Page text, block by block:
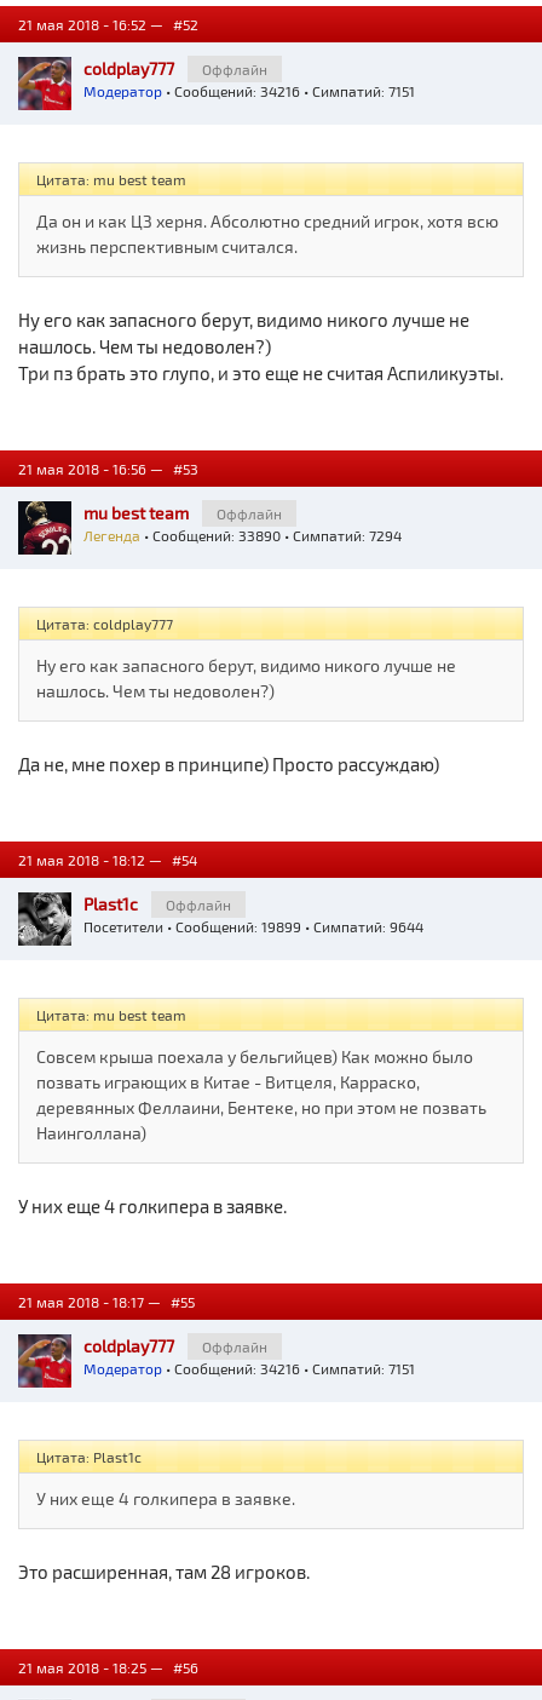
21 мая 2018 - 16:52 — #52
coldplay777
Оффлайн
Модератор • Сообщений: 34216 • Симпатий: 7151
Цитата: mu best team
Да он и как ЦЗ херня. Абсолютно средний игрок, хотя всю
жизнь перспективным считался.
Ну его как запасного берут, видимо никого лучше не
нашлось. Чем ты недоволен?)
Три пз брать это глупо, и это еще не считая Аспиликуэты.
21 мая 2018 - 16:56 — #53
mu best team
Оффлайн
Легенда • Сообщений: 33890 • Симпатий: 7294
Цитата: coldplay777
Ну его как запасного берут, видимо никого лучше не
нашлось. Чем ты недоволен?)
Да не, мне похер в принципе) Просто рассуждаю)
21 мая 2018 - 18:12 — #54
Plast1c
Оффлайн
Посетители • Сообщений: 19899 • Симпатий: 9644
Цитата: mu best team
Совсем крыша поехала у бельгийцев) Как можно было
позвать играющих в Китае - Витцеля, Карраско,
деревянных Феллаини, Бентеке, но при этом не позвать
Наинголлана)
У них еще 4 голкипера в заявке.
21 мая 2018 - 18:17 — #55
coldplay777
Оффлайн
Модератор • Сообщений: 34216 • Симпатий: 7151
Цитата: Plast1c
У них еще 4 голкипера в заявке.
Это расширенная, там 28 игроков.
21 мая 2018 - 18:25 — #56